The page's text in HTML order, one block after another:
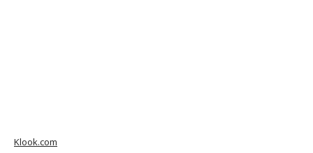
Klook.com